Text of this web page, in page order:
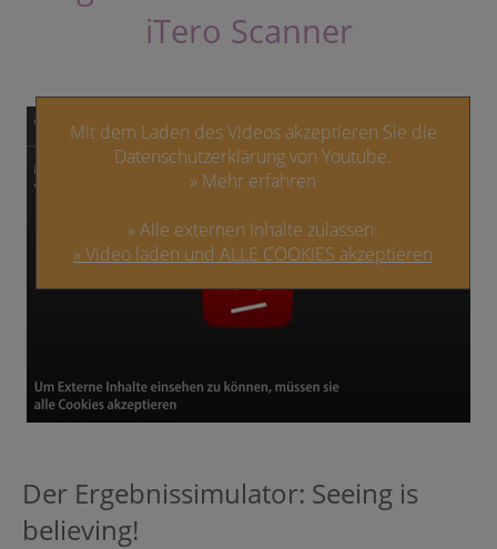
iTero Scanner
Mit dem Laden des Videos akzeptieren Sie die
Datenschutzerklärung von Youtube.
» Mehr erfahren
» Alle externen Inhalte zulassen:
» Video laden und ALLE COOKIES akzeptieren
Der Ergebnissimulator: Seeing is
believing!